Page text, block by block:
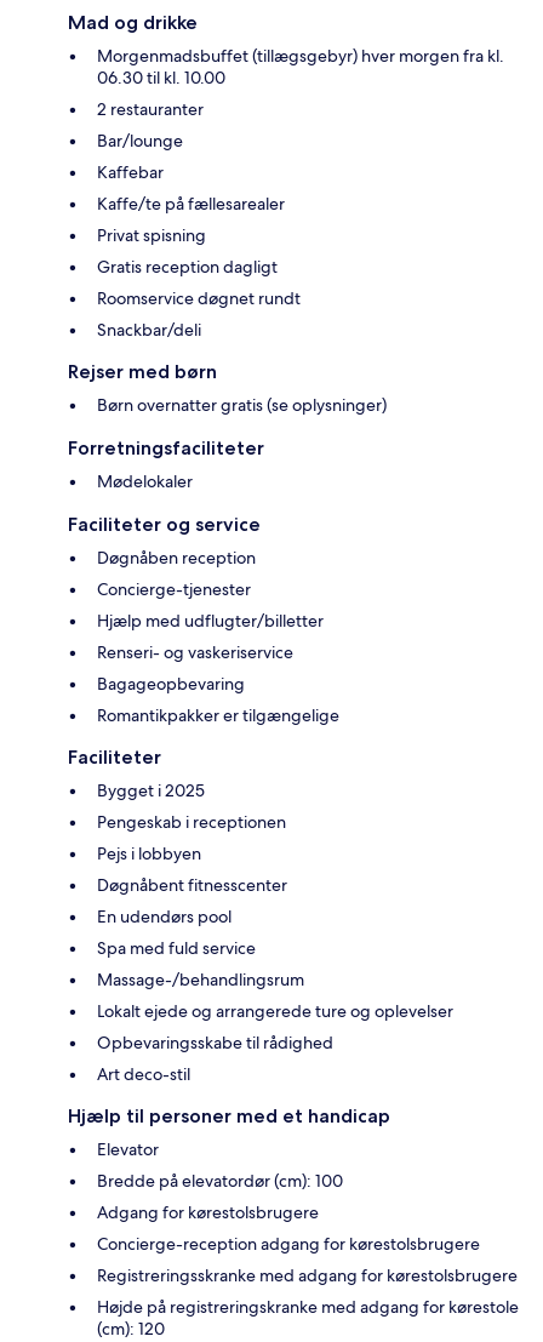
Mad og drikke
Morgenmadsbuffet (tillægsgebyr) hver morgen fra kl.
06.30 til kl. 10.00
2 restauranter
Bar/lounge
Kaffebar
Kaffe/te på fællesarealer
Privat spisning
Gratis reception dagligt
Roomservice døgnet rundt
Snackbar/deli
Rejser med børn
Børn overnatter gratis (se oplysninger)
Forretningsfaciliteter
Mødelokaler
Faciliteter og service
Døgnåben reception
Concierge-tjenester
Hjælp med udflugter/billetter
Renseri- og vaskeriservice
Bagageopbevaring
Romantikpakker er tilgængelige
Faciliteter
Bygget i 2025
Pengeskab i receptionen
Pejs i lobbyen
Døgnåbent fitnesscenter
En udendørs pool
Spa med fuld service
Massage-/behandlingsrum
Lokalt ejede og arrangerede ture og oplevelser
Opbevaringsskabe til rådighed
Art deco-stil
Hjælp til personer med et handicap
Elevator
Bredde på elevatordør (cm): 100
Adgang for kørestolsbrugere
Concierge-reception adgang for kørestolsbrugere
Registreringsskranke med adgang for kørestolsbrugere
Højde på registreringskranke med adgang for kørestole
(cm): 120